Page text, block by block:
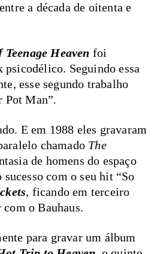
a década de oitenta e
Heaven foi
Seguindo essa
esse segundo trabalho
Pot Man”.
E em 1988 eles gravaram
chamado The
de homens do espaço
com o seu hit “So
, ficando em terceiro
o Bauhaus.
para gravar um álbum